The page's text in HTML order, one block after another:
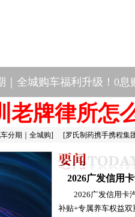
｜全城购车福利升级！0
老牌律所怎
分期｜全城购] [罗氏制药携手携程集
2026广发信用
2026广发信用卡
补贴+专属养车权益